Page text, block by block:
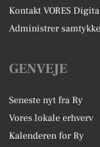
Kontakt VORES
Administrer samtykke
GENVEJE
Seneste nyt fra Ry
Vores lokale erhverv
Kalenderen for Ry